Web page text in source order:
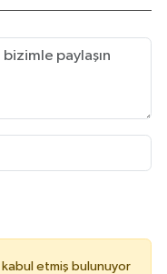
kabul etmiş bulunuyor